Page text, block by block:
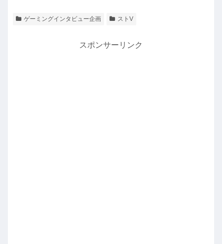
ゲーミングインタビュー企画 ストV
スポンサーリンク